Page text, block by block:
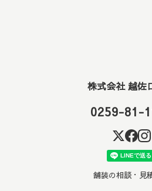
株式会社 越佐
0259-81-
舗装の相談・見